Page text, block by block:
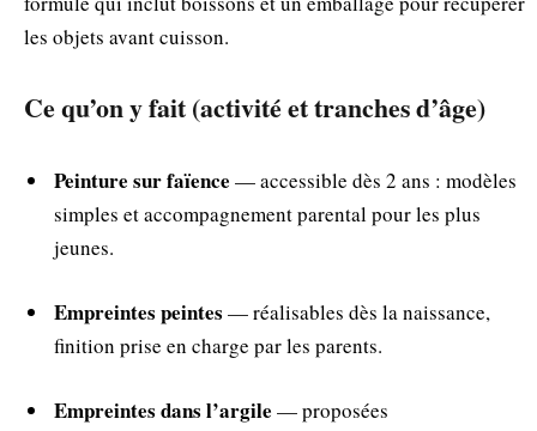
les objets avant cuisson.
Ce qu’on y fait (activité et tranches d’âge)
Peinture sur faïence — accessible dès 2 ans : modèles
simples et accompagnement parental pour les plus
jeunes.
Empreintes peintes — réalisables dès la naissance,
finition prise en charge par les parents.
Empreintes dans l’argile — proposées